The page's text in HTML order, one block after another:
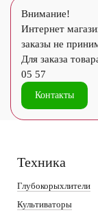
Внимание!
Интернет
заказы не
Для заказа
05 57
Контакты
Техника
Глубокорыхлители
Культиваторы